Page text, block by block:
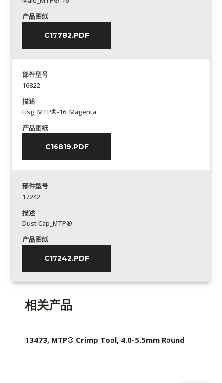
产品图纸
C17782.PDF
部件型号
16822
描述
Hsg_MTP®-16_Magenta
产品图纸
C16819.PDF
部件型号
17242
描述
Dust Cap_MTP®
产品图纸
C17242.PDF
相关产品
13473, MTP® Crimp Tool, 4.0-5.5mm Round